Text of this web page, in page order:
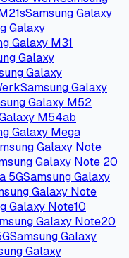
Samsung Galaxy
Galaxy
Galaxy M31
Galaxy
Galaxy
Samsung Galaxy
Galaxy M52
M54ab
Galaxy Mega
Galaxy Note
Galaxy Note 20
5GSamsung Galaxy
Galaxy Note
Galaxy Note10
Galaxy Note20
Samsung Galaxy
Galaxy